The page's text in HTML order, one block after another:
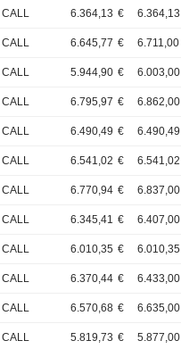
CALL 6.364,13 € 6.364,13
CALL 6.645,77 € 6.711,00
CALL 5.944,90 € 6.003,00
CALL 6.795,97 € 6.862,00
CALL 6.490,49 € 6.490,49
CALL 6.541,02 € 6.541,02
CALL 6.770,94 € 6.837,00
CALL 6.345,41 € 6.407,00
CALL 6.010,35 € 6.010,35
CALL 6.370,44 € 6.433,00
CALL 6.570,68 € 6.635,00
CALL 5.819,73 € 5.877,00